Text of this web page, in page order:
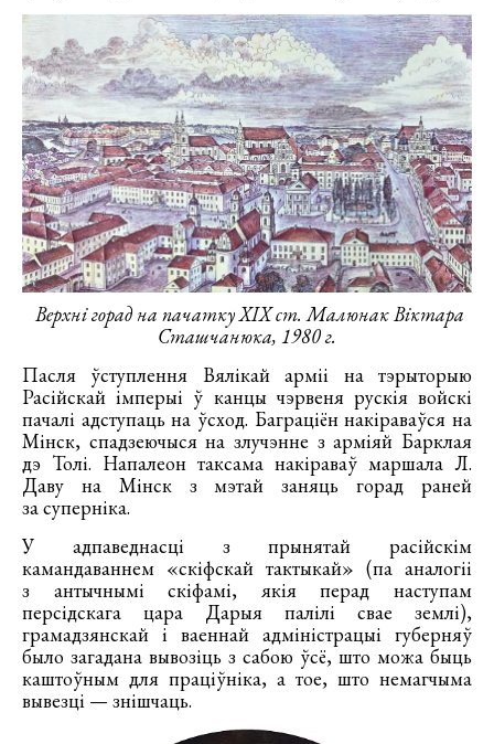
Верхні горад на пачатку ХІХ ст. Малюнак Віктара
Сташчанюка, 1980 г.
Пасля ўступлення Вялікай арміі на тэрыторыю
Расійскай імперыі ў канцы чэрвеня рускія войскі
пачалі адступаць на ўсход. Баграціён накіраваўся на
Мінск, спадзеючыся на злучэнне з арміяй Барклая
дэ Толі. Напалеон таксама накіраваў маршала Л.
Даву на Мінск з мэтай заняць горад раней
за суперніка.
У адпаведнасці з прынятай расійскім
камандаваннем «скіфскай тактыкай» (па аналогіі
з антычнымі скіфамі, якія перад наступам
персідскага цара Дарыя палілі свае землі),
грамадзянскай і ваеннай адміністрацыі губерняў
было загадана вывозіць з сабою ўсё, што можа быць
каштоўным для праціўніка, а тое, што немагчыма
вывезці — знішчаць.